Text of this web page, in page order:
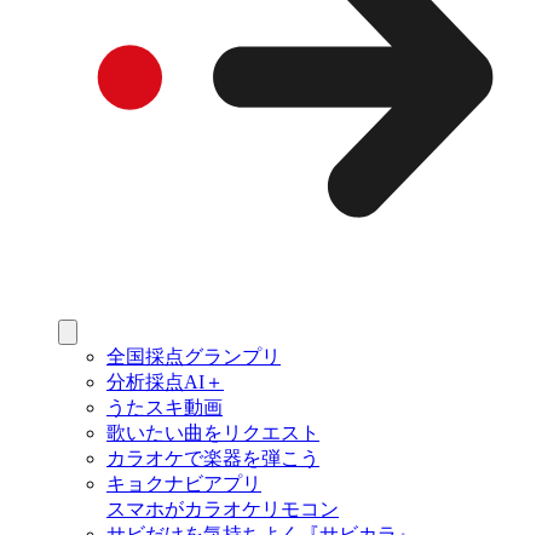
全国採点グランプリ
分析採点AI＋
うたスキ動画
歌いたい曲をリクエスト
カラオケで楽器を弾こう
キョクナビアプリ
スマホがカラオケリモコン